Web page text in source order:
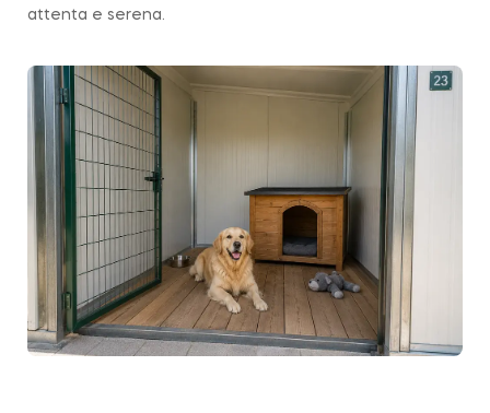
attenta e serena.